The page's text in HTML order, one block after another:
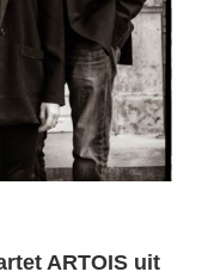
ARTOIS uit